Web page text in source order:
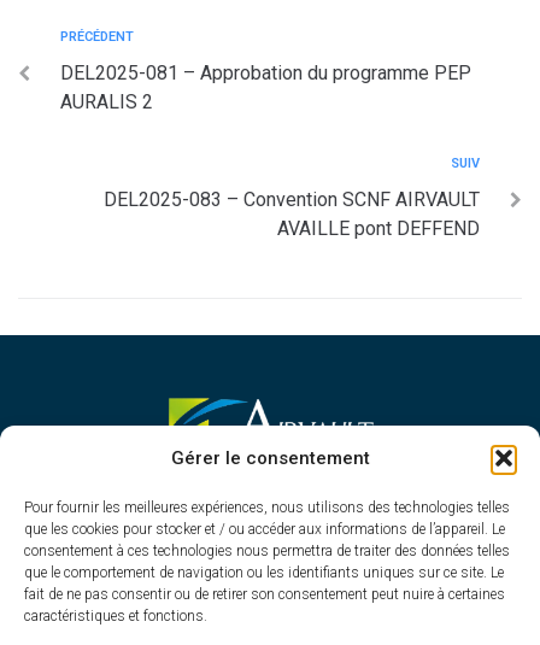
Gérer le consentement
Pour fournir les meilleures expériences, nous utilisons des technologies telles
que les cookies pour stocker et / ou accéder aux informations de l’appareil. Le
consentement à ces technologies nous permettra de traiter des données telles
que le comportement de navigation ou les identifiants uniques sur ce site. Le
fait de ne pas consentir ou de retirer son consentement peut nuire à certaines
caractéristiques et fonctions.
PRÉCÉDENT
DEL2025-081 – Approbation du programme PEP
AURALIS 2
SUIV
DEL2025-083 – Convention SCNF AIRVAULT
AVAILLE pont DEFFEND
MAIRIE D'AIRVAULT
1 Rue Constant Balquet,
79600 Airvault
05 49 64 70 13
Contacter la mairie